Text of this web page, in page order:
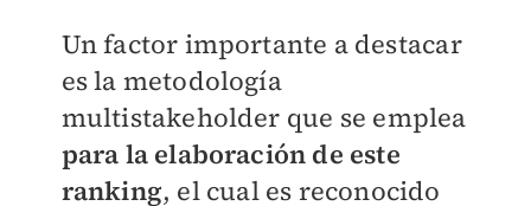
Un factor importante a destacar
es la metodología
multistakeholder que se emplea
para la elaboración de este
ranking, el cual es reconocido